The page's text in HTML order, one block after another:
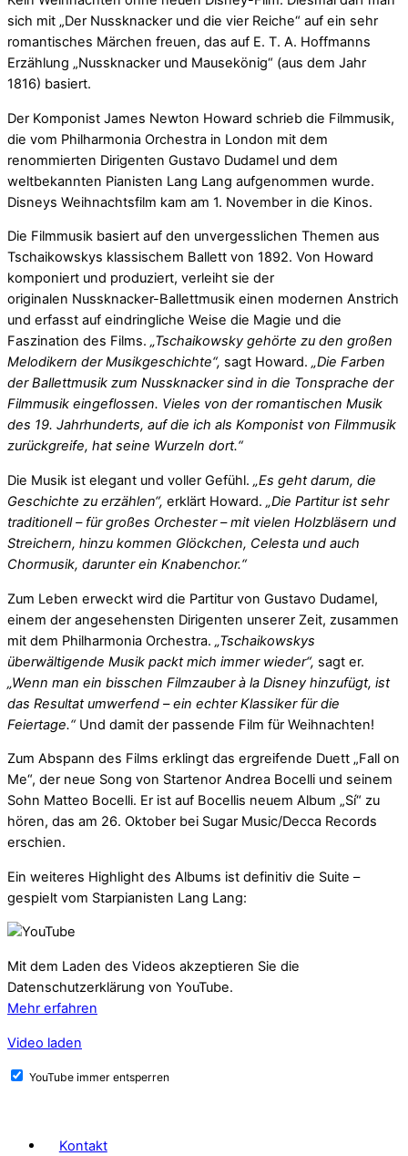
sich mit „Der Nussknacker und die vier Reiche“ auf ein sehr
romantisches Märchen freuen, das auf E. T. A. Hoffmanns
Erzählung „Nussknacker und Mausekönig“ (aus dem Jahr
1816) basiert.
Der Komponist James Newton Howard schrieb die Filmmusik,
die vom Philharmonia Orchestra in London mit dem
renommierten Dirigenten Gustavo Dudamel und dem
weltbekannten Pianisten Lang Lang aufgenommen wurde.
Disneys Weihnachtsfilm kam am 1. November in die Kinos.
Die Filmmusik basiert auf den unvergesslichen Themen aus
Tschaikowskys klassischem Ballett von 1892. Von Howard
komponiert und produziert, verleiht sie der
originalen Nussknacker-Ballettmusik einen modernen Anstrich
und erfasst auf eindringliche Weise die Magie und die
Faszination des Films. „Tschaikowsky gehörte zu den großen
Melodikern der Musikgeschichte“, sagt Howard. „Die Farben
der Ballettmusik zum Nussknacker sind in die Tonsprache der
Filmmusik eingeflossen. Vieles von der romantischen Musik
des 19. Jahrhunderts, auf die ich als Komponist von Filmmusik
zurückgreife, hat seine Wurzeln dort.“
Die Musik ist elegant und voller Gefühl. „Es geht darum, die
Geschichte zu erzählen“, erklärt Howard. „Die Partitur ist sehr
traditionell – für großes Orchester – mit vielen Holzbläsern und
Streichern, hinzu kommen Glöckchen, Celesta und auch
Chormusik, darunter ein Knabenchor.“
Zum Leben erweckt wird die Partitur von Gustavo Dudamel,
einem der angesehensten Dirigenten unserer Zeit, zusammen
mit dem Philharmonia Orchestra. „Tschaikowskys
überwältigende Musik packt mich immer wieder“, sagt er.
„Wenn man ein bisschen Filmzauber à la Disney hinzufügt, ist
das Resultat umwerfend – ein echter Klassiker für die
Feiertage.“ Und damit der passende Film für Weihnachten!
Zum Abspann des Films erklingt das ergreifende Duett „Fall on
Me“, der neue Song von Startenor Andrea Bocelli und seinem
Sohn Matteo Bocelli. Er ist auf Bocellis neuem Album „Sí“ zu
hören, das am 26. Oktober bei Sugar Music/Decca Records
erschien.
Ein weiteres Highlight des Albums ist definitiv die Suite –
gespielt vom Starpianisten Lang Lang:
Mit dem Laden des Videos akzeptieren Sie die
Datenschutzerklärung von YouTube.
Mehr erfahren
Video laden
YouTube immer entsperren
Kontakt